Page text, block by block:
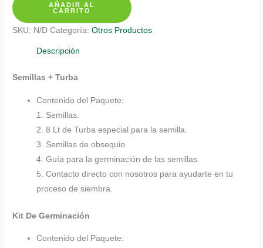
Siembra
Para
Guandul
cantidad
AÑADIR AL
CARRITO
SKU: N/D Categoría:Otros Productos
Descripción
Semillas + Turba
Contenido del Paquete:
1. Semillas.
2. 8 Lt de Turba especial para la semilla.
3. Semillas de obsequio.
4. Guía para la germinación de las semillas.
5. Contacto directo con nosotros para ayudarte en tu
proceso de siembra.
Kit De Germinación
Contenido del Paquete: